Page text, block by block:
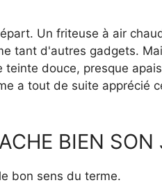
Un friteuse à air
tant d'autres gadgets.
douce, presque
a tout de suite apprécié
BIEN SON
bon sens du terme.